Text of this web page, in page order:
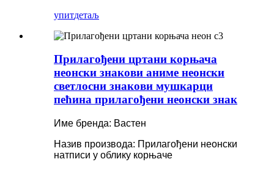
упитдетаљ
Прилагођени цртани корњача
неонски знакови аниме неонски
светлосни знакови мушкарци
пећина прилагођени неонски знак
Име бренда: Вастен
Назив производа: Прилагођени неонски
натписи у облику корњаче